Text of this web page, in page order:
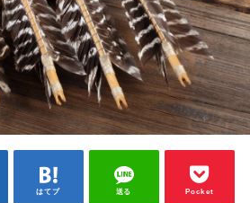
はてブ 送る Pocket